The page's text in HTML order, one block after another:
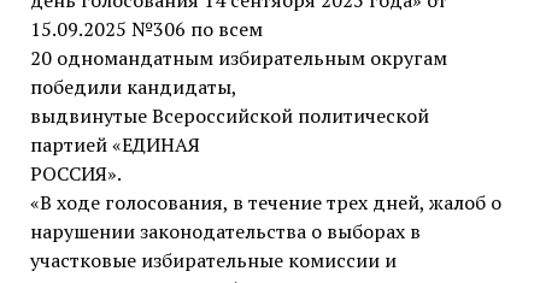
15.09.2025 №306 по всем
20 одномандатным избирательным округам
победили кандидаты,
выдвинутые Всероссийской политической
партией «ЕДИНАЯ
РОССИЯ».
«В ходе голосования, в течение трех дней, жалоб о
нарушении законодательства о выборах в
участковые избирательные комиссии и